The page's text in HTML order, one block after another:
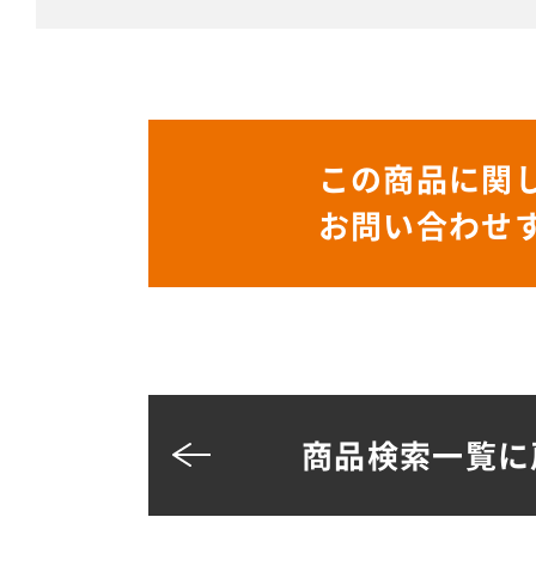
この商品に関
お問い合わせ
商品検索一覧